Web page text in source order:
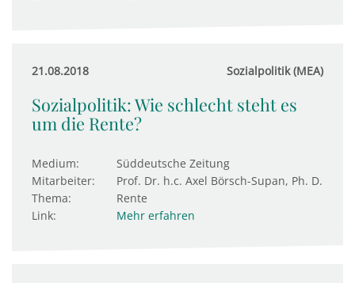
21.08.2018 Sozialpolitik (MEA)
Sozialpolitik: Wie schlecht steht es
um die Rente?
Medium:
Süddeutsche Zeitung
Mitarbeiter:
Prof. Dr. h.c. Axel Börsch-Supan, Ph. D.
Thema:
Rente
Link:
Mehr erfahren